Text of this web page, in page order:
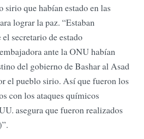
que habían estado en las
lograr la paz. “Estaban
secretario de estado
ante la ONU habían
del gobierno de Bashar al Asad
el pueblo sirio. Así que fueron los
con los ataques químicos
asegura que fueron realizados